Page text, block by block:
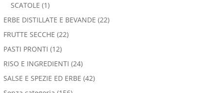
SCATOLE (1)
ERBE DISTILLATE E BEVANDE (22)
FRUTTE SECCHE (22)
PASTI PRONTI (12)
RISO E INGREDIENTI (24)
SALSE E SPEZIE ED ERBE (42)